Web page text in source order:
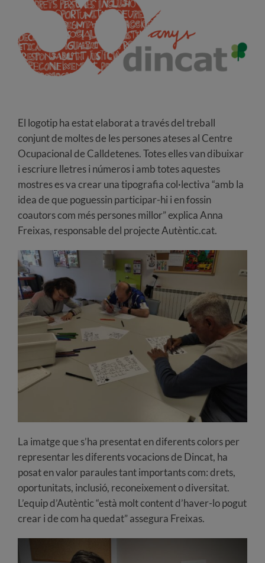
El logotip ha estat elaborat a través del treball
conjunt de moltes de les persones ateses al Centre
Ocupacional de Calldetenes. Totes elles van dibuixar
i escriure lletres i números i amb totes aquestes
mostres es va crear una tipografia col·lectiva “amb la
idea de que poguessin participar-hi i en fossin
coautors com més persones millor” explica Anna
Freixas, responsable del projecte Autèntic.cat.
La imatge que s’ha presentat en diferents colors per
representar les diferents vocacions de Dincat, ha
posat en valor paraules tant importants com: drets,
oportunitats, inclusió, reconeixement o diversitat.
L’equip d’Autèntic “està molt content d’haver-lo pogut
crear i de com ha quedat” assegura Freixas.